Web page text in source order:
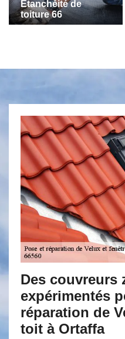
Etanchéité de
toiture 66
pour une
de Velux et